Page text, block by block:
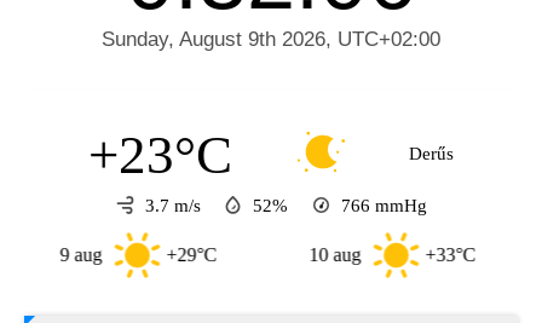
+23°C Derűs
3.7 m/s 52% 766 mmHg
+29°C +33°C